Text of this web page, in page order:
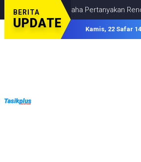
BERITA
UPDATE
Pengusaha Pertanyakan Rencana
Kamis, 22 Safar